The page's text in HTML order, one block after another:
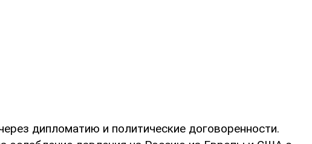
дипломатию и политические договоренности.